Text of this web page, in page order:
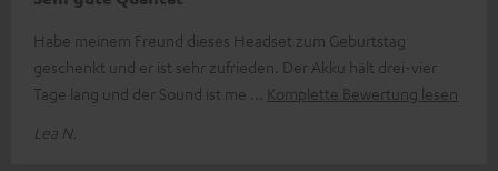
Habe meinem Freund dieses Headset zum Geburtstag
geschenkt und er ist sehr zufrieden. Der Akku hält drei-vier
Tage lang und der Sound ist me
Komplette Bewertung lesen
Lea N.